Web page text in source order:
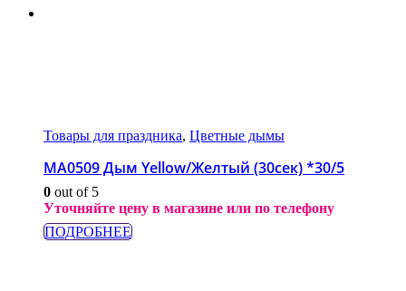
Товары для праздника, Цветные дымы
МА0509 Дым Yellow/Желтый (30сек) *30/5
0 out of 5
Уточняйте цену в магазине или по телефону
ПОДРОБНЕЕ